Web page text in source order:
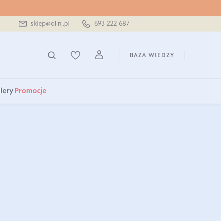
sklep@olini.pl 693 222 687
BAZA WIEDZY
Promocje